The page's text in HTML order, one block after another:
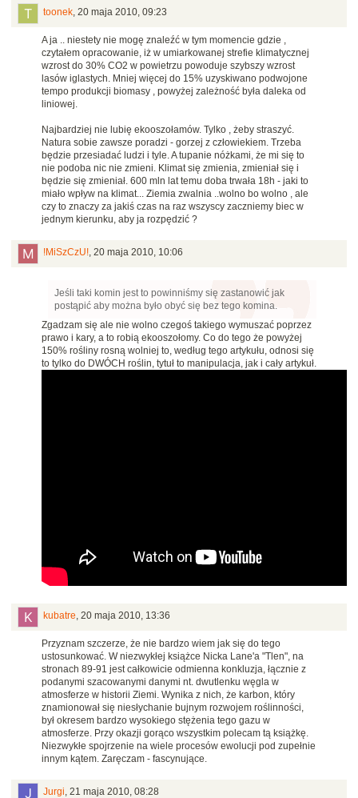
toonek 20 maja 2010, 09:23
A ja .. niestety nie mogę znaleźć w tym momencie gdzie ,
czytałem opracowanie, iż w umiarkowanej strefie klimatycznej
wzrost do 30% CO2 w powietrzu powoduje szybszy wzrost
lasów iglastych. Mniej więcej do 15% uzyskiwano podwojone
tempo produkcji biomasy , powyżej zależność była daleka od
liniowej.
Najbardziej nie lubię ekooszołamów. Tylko , żeby straszyć.
Natura sobie zawsze poradzi - gorzej z człowiekiem. Trzeba
będzie przesiadać ludzi i tyle. A tupanie nóżkami, że mi się to
nie podoba nic nie zmieni. Klimat się zmienia, zmieniał się i
będzie się zmieniał. 600 mln lat temu doba trwała 18h - jaki to
miało wpływ na klimat... Ziemia zwalnia ..wolno bo wolno , ale
czy to znaczy za jakiś czas na raz wszyscy zaczniemy biec w
jednym kierunku, aby ja rozpędzić ?
!MiSzCzU! 20 maja 2010, 10:06
Jeśli taki komin jest to powinniśmy się zastanowić jak
postąpić aby można było obyć się bez tego komina.
Zgadzam się ale nie wolno czegoś takiego wymuszać poprzez
prawo i kary, a to robią ekooszołomy. Co do tego że powyżej
150% rośliny rosną wolniej to, według tego artykułu, odnosi się
to tylko do DWÓCH roślin, tytuł to manipulacja, jak i cały artykuł.
kubatre 20 maja 2010, 13:36
Przyznam szczerze, że nie bardzo wiem jak się do tego
ustosunkować. W niezwykłej książce Nicka Lane'a "Tlen", na
stronach 89-91 jest całkowicie odmienna konkluzja, łącznie z
podanymi szacowanymi danymi nt. dwutlenku węgla w
atmosferze w historii Ziemi. Wynika z nich, że karbon, który
znamionował się niesłychanie bujnym rozwojem roślinności,
był okresem bardzo wysokiego stężenia tego gazu w
atmosferze. Przy okazji gorąco wszystkim polecam tą książkę.
Niezwykłe spojrzenie na wiele procesów ewolucji pod zupełnie
innym kątem. Zaręczam - fascynujące.
Jurgi 21 maja 2010, 08:28